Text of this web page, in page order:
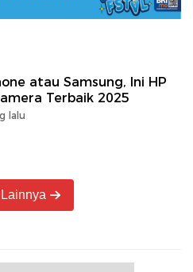
atau Samsung, Ini HP
Terbaik 2025
lalu